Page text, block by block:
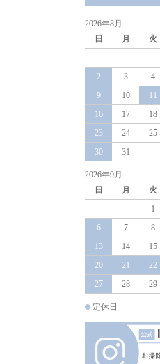
2026年8月
日
月 火
2
3 4
9
10 11
16
17 18
23
24 25
30
31
2026年9月
日
月 火
1
6
7 8
13
14 15
20
21 22
27
28 29
定休日